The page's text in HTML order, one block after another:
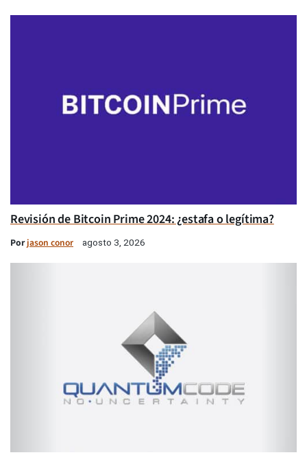
Revisión de Bitcoin Prime 2024: ¿estafa o legítima?
Porjason conor agosto 3, 2026